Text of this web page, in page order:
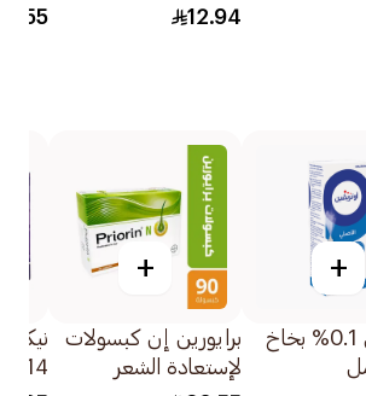
12.94
+
أوتريفين 0.1% بخاخ
+
برايورين إن كبسولات
لإستعادة الشعر
14قرص